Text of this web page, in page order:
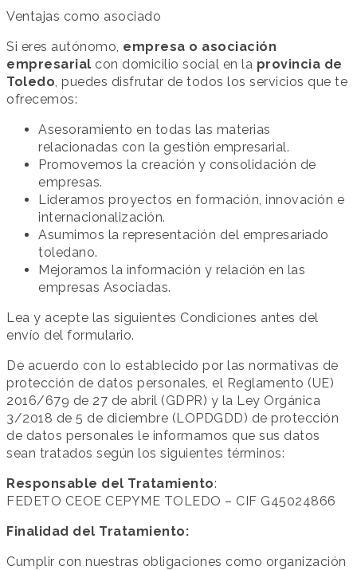
Ventajas como asociado
Si eres autónomo, empresa o asociación
empresarial con domicilio social en la provincia de
Toledo, puedes disfrutar de todos los servicios que te
ofrecemos:
Asesoramiento en todas las materias
relacionadas con la gestión empresarial.
Promovemos la creación y consolidación de
empresas.
Lideramos proyectos en formación, innovación e
internacionalización.
Asumimos la representación del empresariado
toledano.
Mejoramos la información y relación en las
empresas Asociadas.
Lea y acepte las siguientes Condiciones antes del
envío del formulario.
De acuerdo con lo establecido por las normativas de
protección de datos personales, el Reglamento (UE)
2016/679 de 27 de abril (GDPR) y la Ley Orgánica
3/2018 de 5 de diciembre (LOPDGDD) de protección
de datos personales le informamos que sus datos
sean tratados según los siguientes términos:
Responsable del Tratamiento:
FEDETO CEOE CEPYME TOLEDO – CIF G45024866
Finalidad del Tratamiento:
Cumplir con nuestras obligaciones como organización